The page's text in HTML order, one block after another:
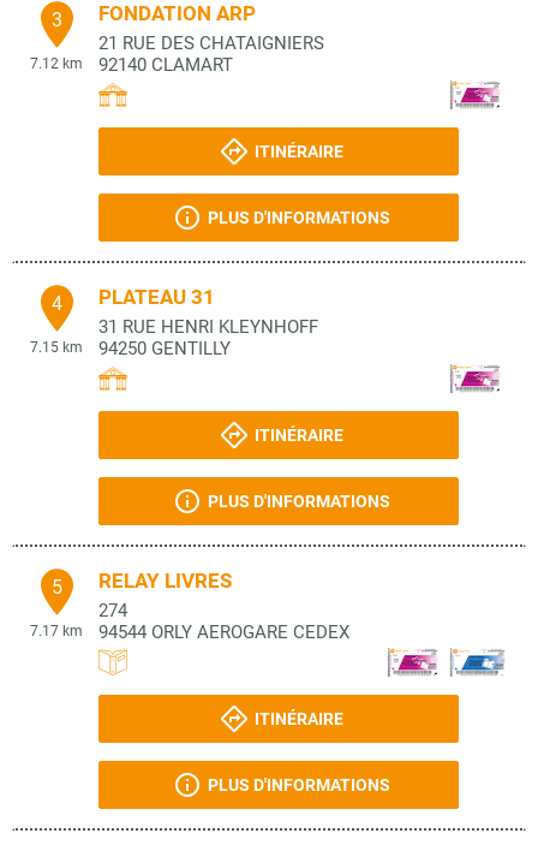
3
7.12 km
FONDATION ARP
21 RUE DES CHATAIGNIERS
92140 CLAMART
ITINÉRAIRE
PLUS D'INFORMATIONS
4
7.15 km
PLATEAU 31
31 RUE HENRI KLEYNHOFF
94250 GENTILLY
ITINÉRAIRE
PLUS D'INFORMATIONS
5
7.17 km
RELAY LIVRES
274
94544 ORLY AEROGARE CEDEX
ITINÉRAIRE
PLUS D'INFORMATIONS